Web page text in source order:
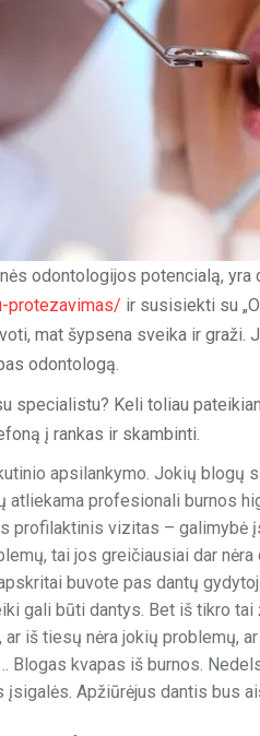
odontologijos potencialą,
protezavimas/ ir susisiekti su
mat šypsena sveika ir graži.
odontologą.
specialistu? Keli toliau
į rankas ir skambinti.
apsilankymo. Jokių blogų
atliekama profesionali burnos
profilaktinis vizitas – galimybė
tai jos greičiausiai dar nėra
buvote pas dantų
gali būti dantys. Bet iš tikro
iš tiesų nėra jokių problemų, ar
Blogas kvapas iš burnos.
įsigalės. Apžiūrėjus dantis bus